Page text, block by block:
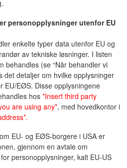
personopplysninger utenfor EU
enkelte typer data utenfor EU og
av tekniske løsninger. I listen
behandles (se “Når behandler vi
det detaljer om hvilke opplysninger
EU/EØS. Disse opplysningene
hos*Insert third party
are using any*, med hovedkontor i
EU- og EØS-borgere i USA er
gjennom en avtale om
personopplysninger, kalt EU-US